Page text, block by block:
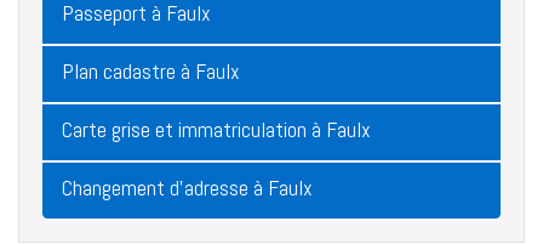
Passeport à Faulx
Plan cadastre à Faulx
Carte grise et immatriculation à Faulx
Changement d'adresse à Faulx